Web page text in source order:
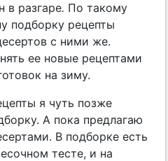
в разгаре. По такому
подборку рецепты
с ними же.
ее новые рецептами
на зиму.
я чуть позже
А пока предлагаю
В подборке есть
тесте, и на